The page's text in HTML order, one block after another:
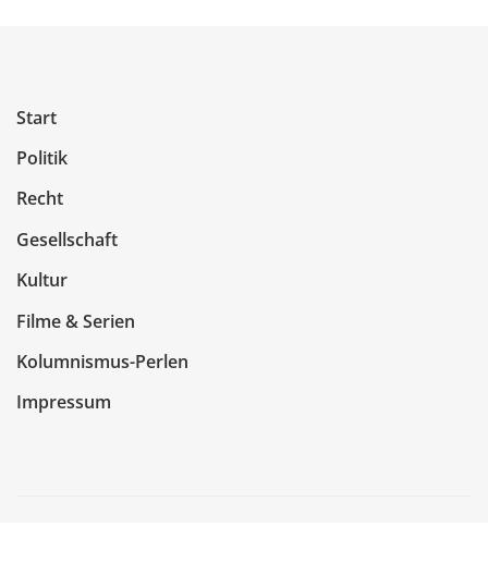
Start
Politik
Recht
Gesellschaft
Kultur
Filme & Serien
Kolumnismus-Perlen
Impressum